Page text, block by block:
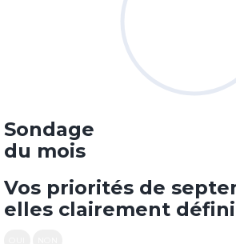
Sondage
du mois
Vos priorités de
elles clairement